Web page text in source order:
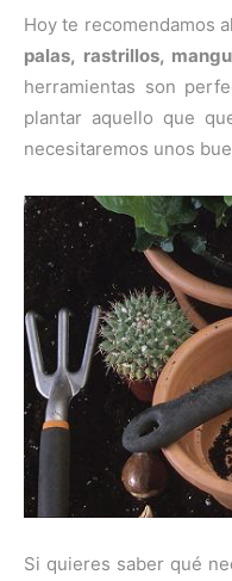
Hoy te recomendamos
palas, rastrillos,
herramientas son
plantar aquello que
necesitaremos unos
Si quieres saber qué